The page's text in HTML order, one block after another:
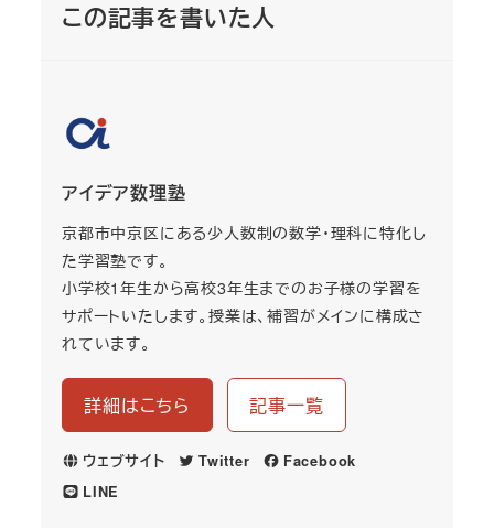
この記事を書いた人
アイデア数理塾
京都市中京区にある少人数制の数学・理科に特化し
た学習塾です。
小学校1年生から高校3年生までのお子様の学習を
サポートいたします。授業は、補習がメインに構成さ
れています。
詳細はこちら 記事一覧
ウェブサイト Twitter
Facebook
LINE